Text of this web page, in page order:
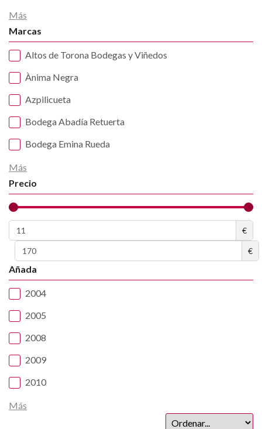
Más
Marcas
Altos de Torona Bodegas y Viñedos
Ànima Negra
Azpilicueta
Bodega Abadía Retuerta
Bodega Emina Rueda
Más
Precio
€
€
Añada
2004
2005
2008
2009
2010
Más